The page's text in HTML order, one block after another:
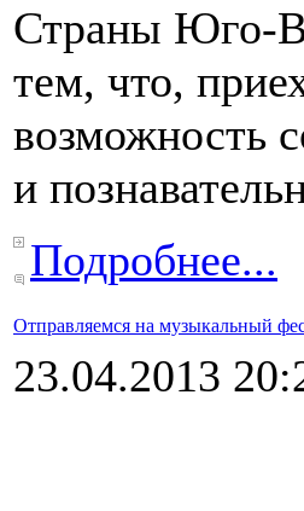
Страны Юго-
тем, что,
возможность
и
Подробнее...
Отправляемся на музыкальный
23.04.2013